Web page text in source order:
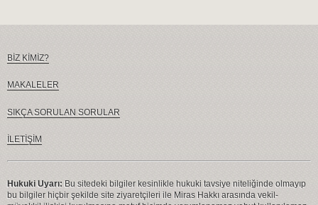
BİZ KİMİZ?
MAKALELER
SIKÇA SORULAN SORULAR
İLETİŞİM
Hukuki Uyarı: Bu sitedeki bilgiler kesinlikle hukuki tavsiye niteliğinde olmayıp
bu bilgiler hiçbir şekilde site ziyaretçileri ile Miras Hakkı arasında vekil-